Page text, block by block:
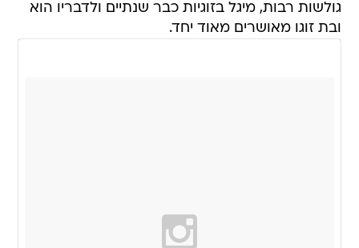
גולשות רבות, מיגל בזוגיות כבר שנתיים ולדבריו הוא
ובת זוגו מאושרים מאוד יחד.